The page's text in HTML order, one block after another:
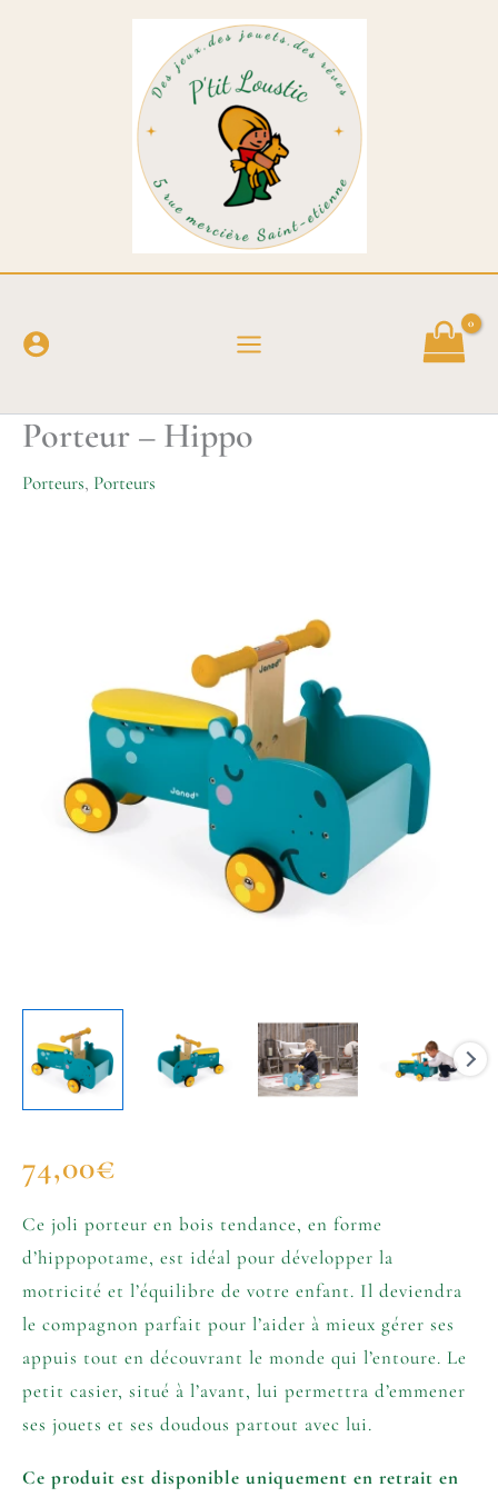
Porteur – Hippo
Porteurs, Porteurs
74,00€
Ce joli porteur en bois tendance, en forme
d’hippopotame, est idéal pour développer la
motricité et l’équilibre de votre enfant. Il deviendra
le compagnon parfait pour l’aider à mieux gérer ses
appuis tout en découvrant le monde qui l’entoure. Le
petit casier, situé à l’avant, lui permettra d’emmener
ses jouets et ses doudous partout avec lui.
Ce produit est disponible uniquement en retrait en